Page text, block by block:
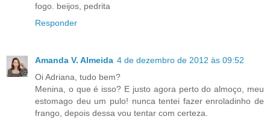
fogo. beijos, pedrita
Responder
Amanda V. Almeida 4 de dezembro de 2012 às 09:52
Oi Adriana, tudo bem?
Menina, o que é isso? E justo agora perto do almoço, meu
estomago deu um pulo! nunca tentei fazer enroladinho de
frango, depois dessa vou tentar com certeza.